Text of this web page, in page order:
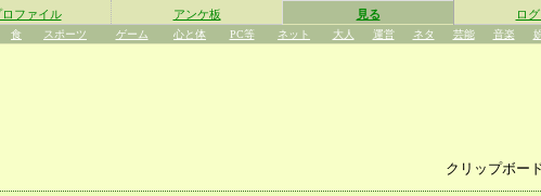
ロファイル アンケ板 見る ロ
食 スポーツ ゲーム 心と体 PC等 ネット 大人 運営 ネタ 芸能 音楽
クリップボー